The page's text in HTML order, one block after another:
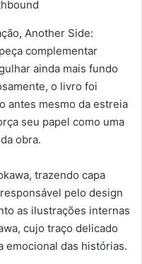
Another Side:
complementar
ainda mais fundo
o livro foi
antes mesmo da estreia
seu papel como uma
obra.
trazendo capa
pelo design
as ilustrações internas
cujo traço delicado
emocional das histórias.